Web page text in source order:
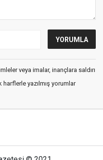
veya imalar, inançlara saldırı
yazılmış yorumlar